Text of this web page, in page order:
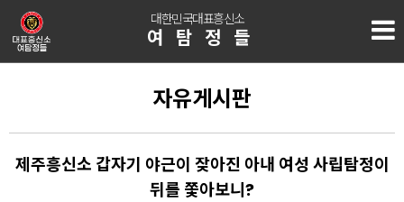
대한민국대표흥신소
여탐정들
자유게시판
제주흥신소 갑자기 야근이 잦아진 아내 여성 사립탐정이
뒤를 쫓아보니?